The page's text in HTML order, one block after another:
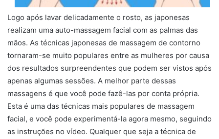
Logo após lavar delicadamente o rosto, as japonesas
realizam uma auto-massagem facial com as palmas das
mãos. As técnicas japonesas de massagem de contorno
tornaram-se muito populares entre as mulheres por causa
dos resultados surpreendentes que podem ser vistos após
apenas algumas sessões. A melhor parte dessas
massagens é que você pode fazê-las por conta própria.
Esta é uma das técnicas mais populares de massagem
facial, e você pode experimentá-la agora mesmo, seguindo
as instruções no vídeo. Qualquer que seja a técnica de